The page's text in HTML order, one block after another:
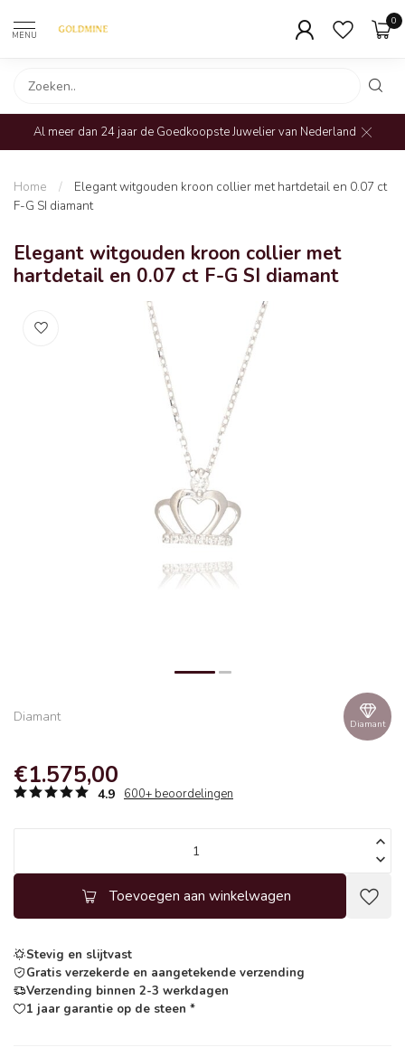
MENU
0
Al meer dan 24 jaar de Goedkoopste Juwelier van Nederland
Home /
Elegant witgouden kroon collier met hartdetail en 0.07 ct
F-G SI diamant
Elegant witgouden kroon collier met
hartdetail en 0.07 ct F-G SI diamant
Diamant Diamant
€1.575,00
4.9 600+ beoordelingen
Toevoegen aan winkelwagen
Stevig en slijtvast
Gratis verzekerde en aangetekende verzending
Verzending binnen 2-3 werkdagen
1 jaar garantie op de steen *